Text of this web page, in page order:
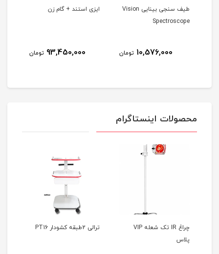
طیف سنجی بینایی Vision
Spectroscope
10,576,000 تومان
ایزی استند + گام زن
93,450,000 تومان
محصولات اینستاگرام
چراغ IR تک شعله VIP
پلاس
ترالی 2طبقه کشودار PT16